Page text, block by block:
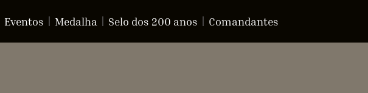
Eventos Medalha Selo dos 200 anos Comandantes